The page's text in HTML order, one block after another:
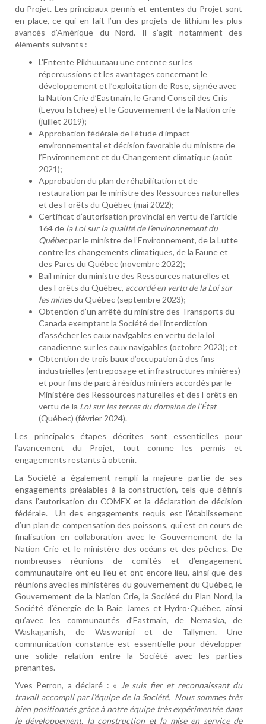
du Projet. Les principaux permis et ententes du Projet sont
en place, ce qui en fait l’un des projets de lithium les plus
avancés d’Amérique du Nord. Il s’agit notamment des
éléments suivants :
L’Entente Pikhuutaau une entente sur les
répercussions et les avantages concernant le
développement et l’exploitation de Rose, signée avec
la Nation Crie d’Eastmain, le Grand Conseil des Cris
(Eeyou Istchee) et le Gouvernement de la Nation crie
(juillet 2019);
Approbation fédérale de l’étude d’impact
environnemental et décision favorable du ministre de
l’Environnement et du Changement climatique (août
2021);
Approbation du plan de réhabilitation et de
restauration par le ministre des Ressources naturelles
et des Forêts du Québec (mai 2022);
Certificat d’autorisation provincial en vertu de l’article
164 de la Loi sur la qualité de l’environnement du
Québecpar le ministre de l’Environnement, de la Lutte
contre les changements climatiques, de la Faune et
des Parcs du Québec (novembre 2022);
Bail minier du ministre des Ressources naturelles et
des Forêts du Québec, accordé en vertu de la Loi sur
les minesdu Québec (septembre 2023);
Obtention d’un arrêté du ministre des Transports du
Canada exemptant la Société de l’interdiction
d’assécher les eaux navigables en vertu de la loi
canadienne sur les eaux navigables (octobre 2023); et
Obtention de trois baux d’occupation à des fins
industrielles (entreposage et infrastructures minières)
et pour fins de parc à résidus miniers accordés par le
Ministère des Ressources naturelles et des Forêts en
vertu de la Loi sur les terres du domaine de l’État
(Québec) (février 2024).
Les principales étapes décrites sont essentielles pour
l’avancement du Projet, tout comme les permis et
engagements restants à obtenir.
La Société a également rempli la majeure partie de ses
engagements préalables à la construction, tels que définis
dans l’autorisation du COMEX et la déclaration de décision
fédérale.
Un des engagements requis est l’établissement
d’un plan de compensation des poissons, qui est en cours de
finalisation en collaboration avec le Gouvernement de la
Nation Crie et le ministère des océans et des pêches. De
nombreuses réunions de comités et d’engagement
communautaire ont eu lieu et ont encore lieu, ainsi que des
réunions avec les ministères du gouvernement du Québec, le
Gouvernement de la Nation Crie, la Société du Plan Nord, la
Société d’énergie de la Baie James et Hydro-Québec, ainsi
qu’avec les communautés d’Eastmain, de Nemaska, de
Waskaganish, de Waswanipi et de Tallymen. Une
communication constante est essentielle pour développer
une solide relation entre la Société avec les parties
prenantes.
Yves Perron, a déclaré : « Je suis fier et reconnaissant du
travail accompli par l’équipe de la Société. Nous sommes très
bien positionnés grâce à notre équipe très expérimentée dans
le développement, la construction et la mise en service de